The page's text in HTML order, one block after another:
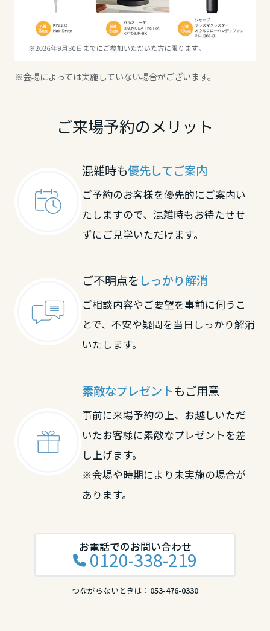
※会場によっては実施していない場合がございます。
ご来場予約のメリット
混雑時も優先してご案内
ご予約のお客様を優先的にご案内い
たしますので、混雑時もお待たせせ
ずにご見学いただけます。
ご不明点を しっかり解消
ご相談内容やご要望を事前に伺うこ
とで、不安や疑問を当日しっかり解消
いたします。
素敵なプレゼントもご用意
事前に来場予約の上、お越しいただ
いたお客様に素敵なプレゼントを差
し上げます。
※会場や時期により未実施の場合が
あります。
お電話でのお問い合わせ
0120-338-219
つながらないときは： 053-476-0330
高知県
宮崎県